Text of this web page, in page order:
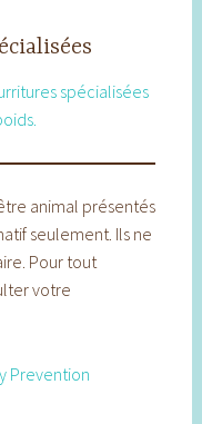
spécialisées
animal présentés
seulement. Ils ne
Pour tout
votre
Prevention